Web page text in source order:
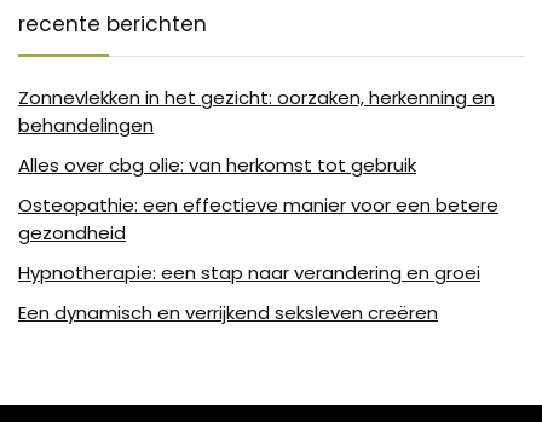
recente berichten
Zonnevlekken in het gezicht: oorzaken, herkenning en
behandelingen
Alles over cbg olie: van herkomst tot gebruik
Osteopathie: een effectieve manier voor een betere
gezondheid
Hypnotherapie: een stap naar verandering en groei
Een dynamisch en verrijkend seksleven creëren